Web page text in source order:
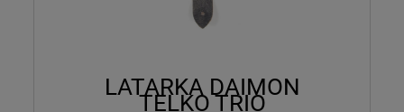
LATARKA DAIMON
TELKO TRIO